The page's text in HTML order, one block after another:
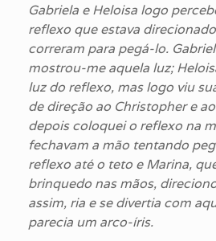
Gabriela e Heloisa logo
reflexo que estava
correram para pegá-lo.
mostrou-me aquela luz;
luz do reflexo, mas logo viu
de direção ao Christopher e
depois coloquei o reflexo na
fechavam a mão tentando
reflexo até o teto e Marina,
brinquedo nas mãos,
assim, ria e se divertia com
parecia um arco-íris.